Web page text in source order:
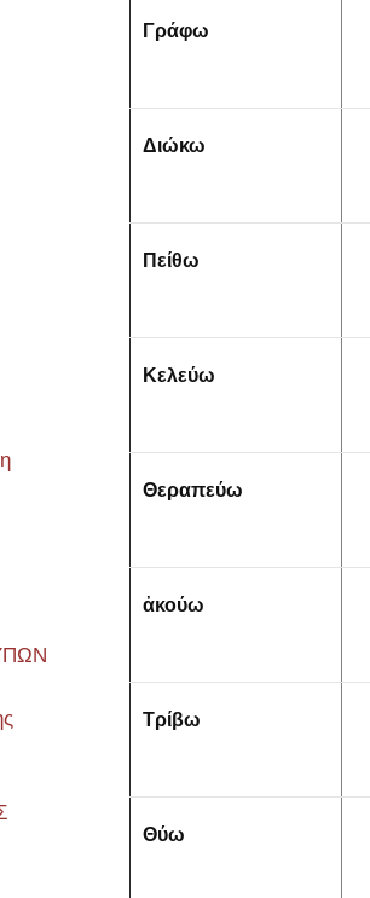
Γράφω
Διώκω
Πείθω
Κελεύω
Θεραπεύω
ἀκούω
Τρίβω
Θύω